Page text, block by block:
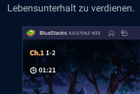
Lebensunterhalt zu verdienen.